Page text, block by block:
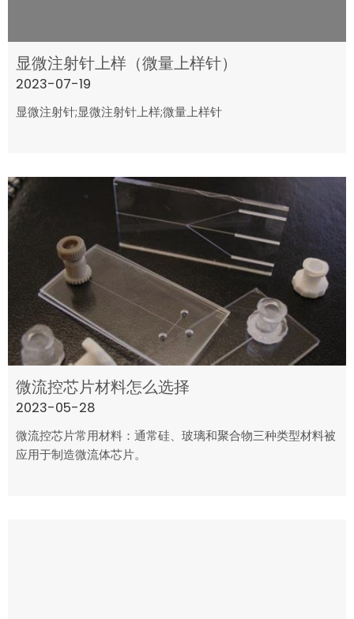
显微注射针上样（微量上样针）
2023-07-19
显微注射针;显微注射针上样;微量上样针
微流控芯片材料怎么选择
2023-05-28
微流控芯片常用材料：通常硅、玻璃和聚合物三种类型材料被
应用于制造微流体芯片。